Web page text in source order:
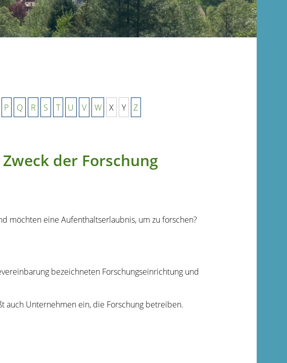
P Q R S T U V W X Y Z
der Forschung
möchten eine Aufenthaltserlaubnis, um zu forschen?
bezeichneten Forschungseinrichtung und
auch Unternehmen ein, die Forschung betreiben.